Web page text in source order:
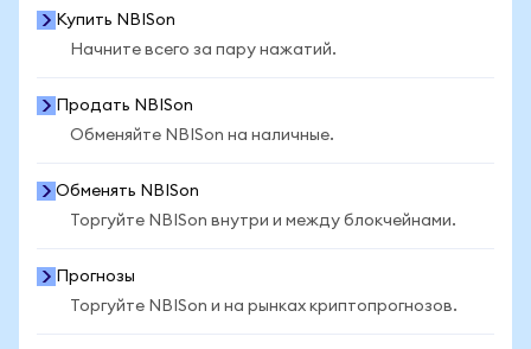
Купить NBISon
Начните всего за пару нажатий.
Продать NBISon
Обменяйте NBISon на наличные.
Обменять NBISon
Торгуйте NBISon внутри и между блокчейнами.
Прогнозы
Торгуйте NBISon и на рынках криптопрогнозов.